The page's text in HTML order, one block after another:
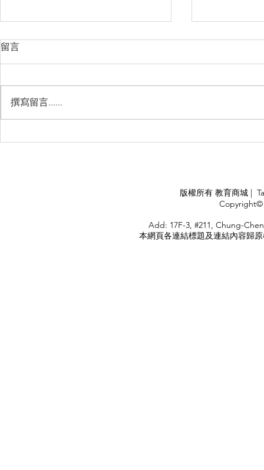
留言
撰寫留言......
版權所有 教育商城 |
Copyright©
Add: 17F-3, #211, Chung-
本網頁各連結標題及連結內容歸